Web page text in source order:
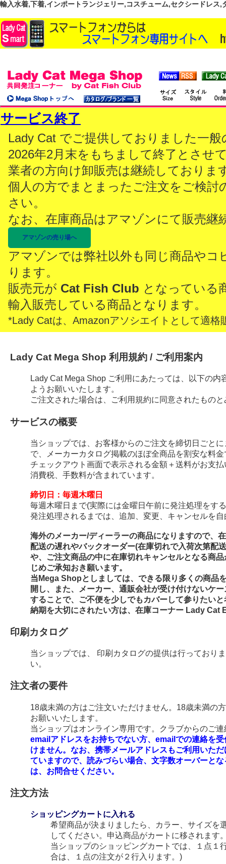
輸入水着,下着,インポートランジェリー,コスチューム,セクシードレス
サービス終了
Lady Cat でご提供しておりました一
2026年2月末をもちまして終了とさせ
業者の方向け卸販売は継続しておりま
個人の方でまとまったご注文をご検討
さい。
なお、在庫商品はアマゾンにて販売継
アマゾンの売り場へ
アマゾンでは弊社以外も同じ商品やコ
ります。
販売元が Cat Fish Club となっている
輸入販売している商品となります。
*Lady Catは、Amazonアソシエイトとして適格
Lady Cat Mega Shop 利用規約 / ご利用案内
Lady Cat Mega Shop ご利用にあたっては、以下の
ようお願いいたします。
ご注文された場合は、ご利用規約に同意されたもの
サービスの概要
当ショップでは、お客様からのご注文を締切日ごと
で、メーカーカタログ掲載のほぼ全商品を割安な料
チェックアウト画面で表示される金額＋送料がお支
消費税、手数料が含まれています。
締切日：毎週木曜日
毎週木曜日まで(実際には金曜日午前に発注処理をす
発注処理されるまでは、追加、変更、キャンセルを
海外のメーカー/ディーラーの商品になりますので、
配送の遅れやバックオーダー(在庫切れで入荷次第配
や、ご注文商品の中に在庫切れキャンセルとなる商
じめご承知おき願います。
当Mega Shopとしましては、できる限り多くの商品
開し、また、メーカー、通販会社が受け付けないケ
することで、ご不便を少しでもカバーして参りたい
納期を大切にされたい方は、在庫コーナー Lady Cat
印刷カタログ
当ショップでは、 印刷カタログの提供は行っており
い。
注文者の要件
18歳未満の方はご注文いただけません。18歳未満の
お願いいたします。
当ショップはオンライン専用です。クラブからのご
emailアドレスをお持ちでない方、emailでの連絡を
けません。なお、携帯メールアドレスもご利用いた
ていますので、読みづらい場合、文字数オーバーと
は、お問合せください。
注文方法
ショッピングカートに入れる
希望商品が決まりましたら、カラー、サイズを
してください。申込商品がカートに移されます
当ショップのショッピングカートでは、１点１
合は、１点の注文が２行入ります。)